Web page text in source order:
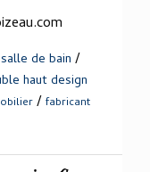
de bain /
haut design
/ fabricant